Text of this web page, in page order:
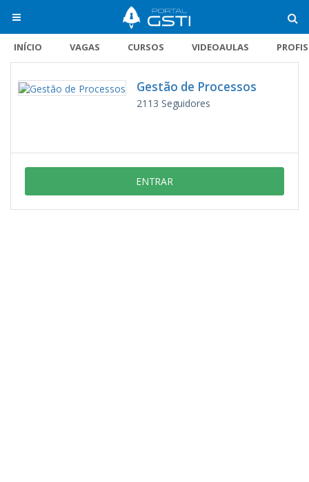
INÍCIO VAGAS CURSOS VIDEOAULAS
Gestão de Processos
2113 Seguidores
ENTRAR